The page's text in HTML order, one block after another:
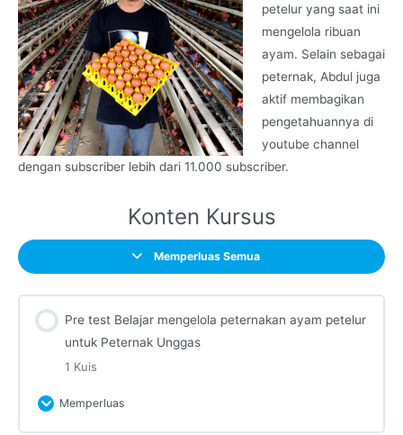
petelur yang saat ini
mengelola ribuan
ayam. Selain sebagai
peternak, Abdul juga
aktif membagikan
pengetahuannya di
youtube channel
dengan subscriber lebih dari 11.000 subscriber.
Konten Kursus
Memperluas Semua
Pre test Belajar mengelola peternakan ayam petelur
untuk Peternak Unggas
1 Kuis
Memperluas